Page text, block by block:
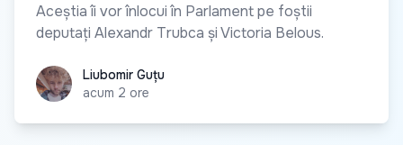
Aceștia îi vor înlocui în Parlament pe foștii
deputați Alexandr Trubca și Victoria Belous.
Liubomir Guțu
Liubomir Guțu
acum 2 ore